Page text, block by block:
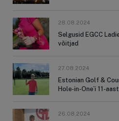
28.08.2024
Selgusid EGCC
võitjad
27.08.2024
Estonian Golf &
Hole-in-One`i 11-
26.08.2024